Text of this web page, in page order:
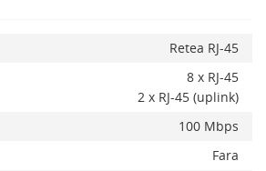
Retea RJ-45
8 x RJ-45
2 x RJ-45 (uplink)
100 Mbps
Fara
ADAUGA IN COS